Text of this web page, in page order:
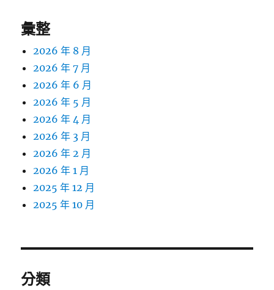
彙整
2026 年 8 月
2026 年 7 月
2026 年 6 月
2026 年 5 月
2026 年 4 月
2026 年 3 月
2026 年 2 月
2026 年 1 月
2025 年 12 月
2025 年 10 月
分類